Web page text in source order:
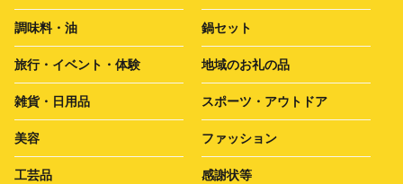
調味料・油 鍋セット
旅行・イベント・体験 地域のお礼の品
雑貨・日用品 スポーツ・アウトドア
美容 ファッション
工芸品 感謝状等